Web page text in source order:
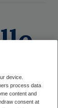
device.
process data
content and
consent at